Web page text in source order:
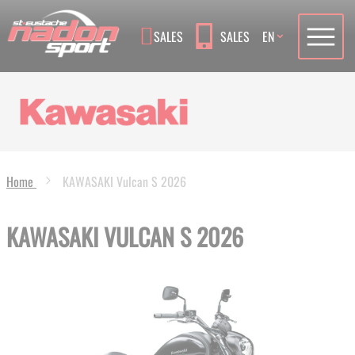
SALES SALES Language
EN
Home KAWASAKI Vulcan S 2026
KAWASAKI VULCAN S 2026